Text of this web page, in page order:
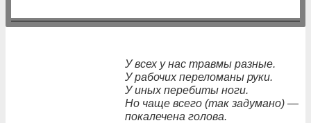
У всех у нас травмы разные.
У рабочих переломаны руки.
У иных перебиты ноги.
Но чаще всего (так задумано) —
покалечена голова.